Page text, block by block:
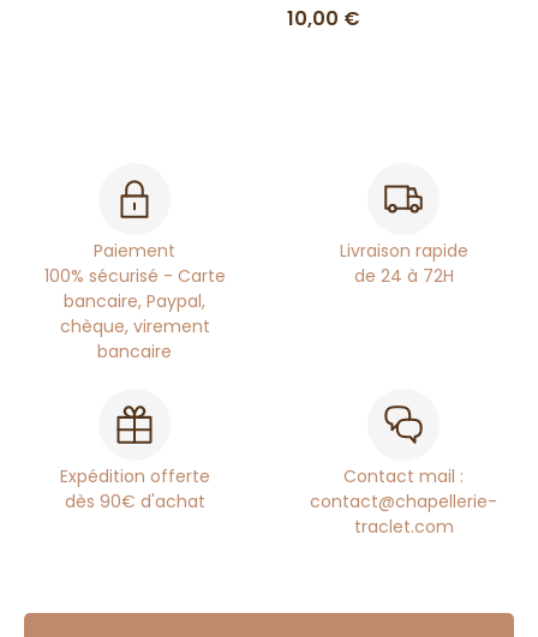
10,00 €
Paiement
100% sécurisé - Carte
bancaire, Paypal,
chèque, virement
bancaire
Livraison rapide
de 24 à 72H
Expédition offerte
dès 90€ d'achat
Contact mail :
contact@chapellerie-
traclet.com